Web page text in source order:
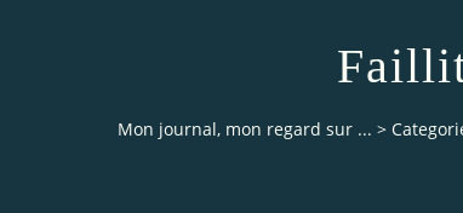
Mon journal, mon regard sur ... >